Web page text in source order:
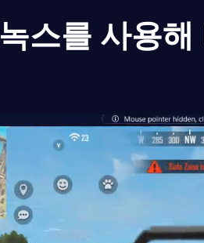
녹스를 사용